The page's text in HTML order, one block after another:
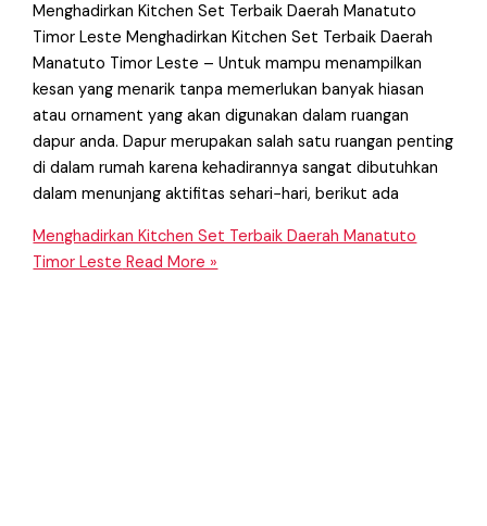
Menghadirkan Kitchen Set Terbaik Daerah Manatuto
Timor Leste Menghadirkan Kitchen Set Terbaik Daerah
Manatuto Timor Leste – Untuk mampu menampilkan
kesan yang menarik tanpa memerlukan banyak hiasan
atau ornament yang akan digunakan dalam ruangan
dapur anda. Dapur merupakan salah satu ruangan penting
di dalam rumah karena kehadirannya sangat dibutuhkan
dalam menunjang aktifitas sehari−hari, berikut ada
Menghadirkan Kitchen Set Terbaik Daerah Manatuto
Timor Leste Read More »